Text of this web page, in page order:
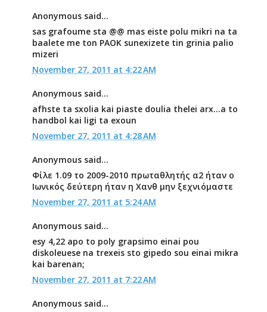
Anonymous said...
sas grafoume sta @@ mas eiste polu mikri na ta
baalete me ton PAOK sunexizete tin grinia palio
mizeri
November 27, 2011 at 4:22 AM
Anonymous said...
afhste ta sxolia kai piaste doulia thelei arx...a to
handbol kai ligi ta exoun
November 27, 2011 at 4:28 AM
Anonymous said...
Φίλε 1.09 το 2009-2010 πρωταθλητής α2 ήταν ο
Ιωνικός δεύτερη ήταν η Χανθ μην ξεχνιόμαστε
November 27, 2011 at 5:24 AM
Anonymous said...
esy 4,22 apo to poly grapsimo einai pou
diskoleuese na trexeis sto gipedo sou einai mikra
kai barenan;
November 27, 2011 at 7:22 AM
Anonymous said...